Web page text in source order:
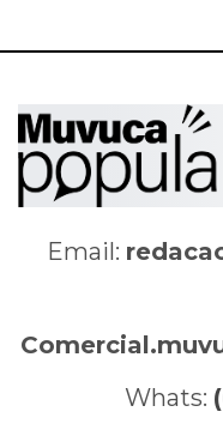
Email:
Whats: